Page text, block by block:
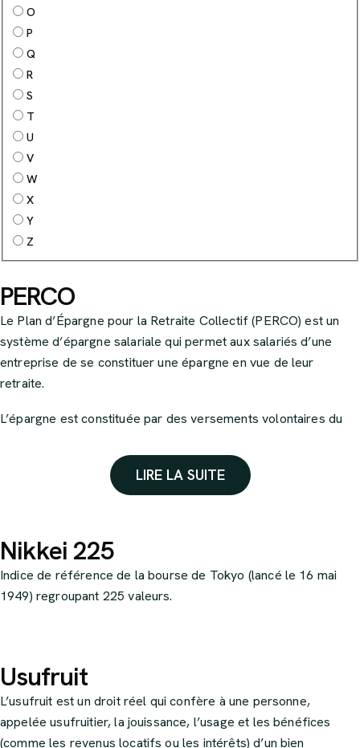
O
P
Q
R
S
T
U
V
W
X
Y
Z
PERCO
Le Plan d’Épargne pour la Retraite Collectif (PERCO) est un
système d’épargne salariale qui permet aux salariés d’une
entreprise de se constituer une épargne en vue de leur
retraite.
L’épargne est constituée par des versements volontaires du
l’employeur (appelés « abondements »). Les versements sont
investis dans des fonds choisis par le salarié parmi ceux
quelques exceptions près (achat de la résidence principale,
décès, invalidité…). À la retraite, l’épargnant peut choisir de
récupérer son épargne sous forme de capital ou de rente
fiscalité : les versements du salarié et de l’employeur sont
exonérés d’impôt sur le revenu (dans certaines limites), et la
sortie en capital est totalement exonérée d’impôt sur le
revenu. Seuls les prélèvements sociaux sont dus.
LIRE LA SUITE
Nikkei 225
Indice de référence de la bourse de Tokyo (lancé le 16 mai
1949) regroupant 225 valeurs.
Usufruit
L’usufruit est un droit réel qui confère à une personne,
appelée usufruitier, la jouissance, l’usage et les bénéfices
(comme les revenus locatifs ou les intérêts) d’un bien